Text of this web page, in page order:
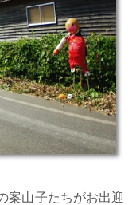
案山子たちがお出迎